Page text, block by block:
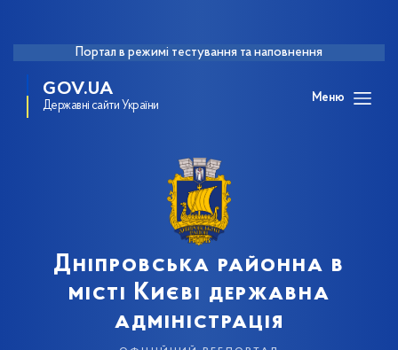
Портал в режимі тестування та наповнення
GOV.UA
Державні сайти України
Меню
Дніпровська районна в
місті Києві державна
адміністрація